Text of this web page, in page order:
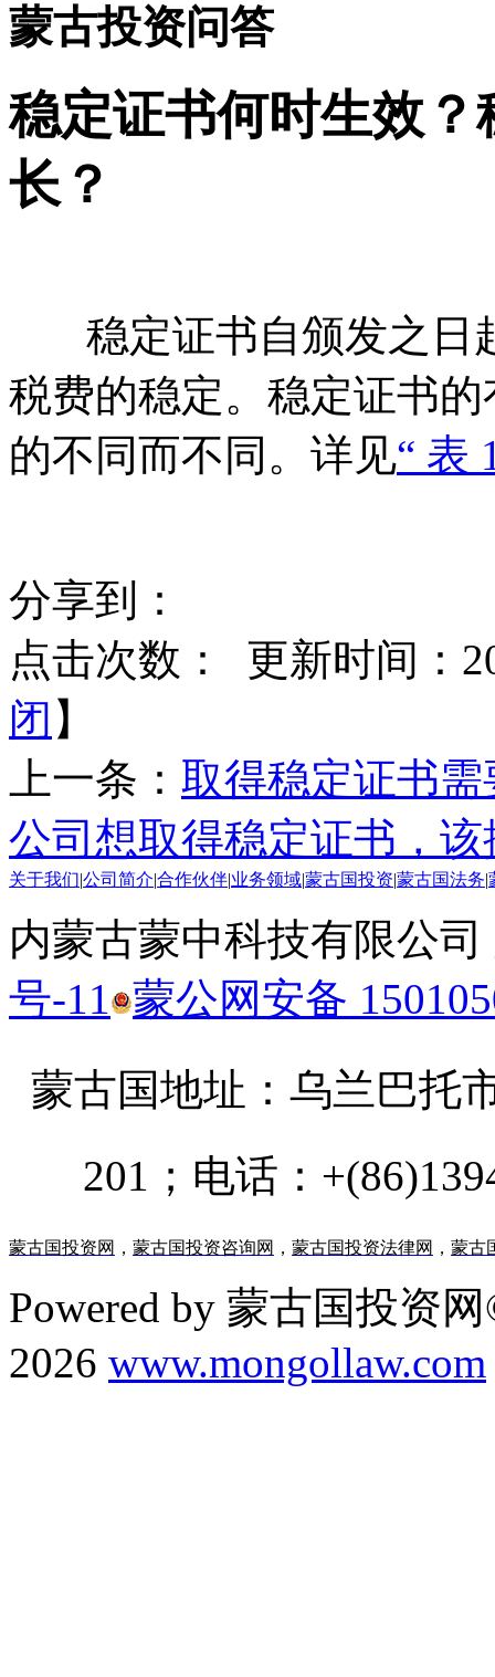
蒙古投资问答
稳定证书何时生效
长？
稳定证书自颁发之日
税费的稳定。稳定证书
的不同而不同。详见“ 表
分享到：
点击次数：
更新时间：
闭 】
上一条： 取得稳定证书
公司想取得稳定证书，
关于我们 公司简介 合作伙伴 业务领域 蒙古国投资 蒙古国法务
内蒙古蒙中科技有限公
号-11 蒙公网安备
蒙古国地址： 乌兰巴托
201；电话：
蒙古国投资网 ， 蒙古国投资咨询网 ， 蒙古国投资法律网 ， 蒙古
Powered by 蒙古国投资
2026 www.mongollaw.com